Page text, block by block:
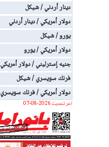
دينار أردني / شيكل
دولار أمريكي / دينار أردني
يورو / شيكل
دولار أمريكي / يورو
جنيه إسترليني / دولار أمريكي
فرنك سويسري / شيكل
دولار أمريكي / فرنك سويسري
اخر تحديث 2026-08-07